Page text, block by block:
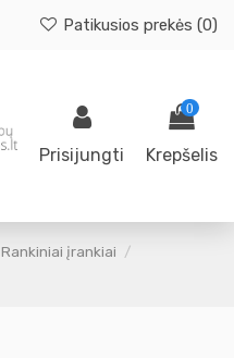
Patikusios prekės (0)
Prisijungti
0
Krepšelis
Rankiniai įrankiai